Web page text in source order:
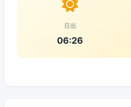
日出
06:26